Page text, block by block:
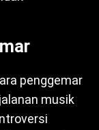
penggemar
musik